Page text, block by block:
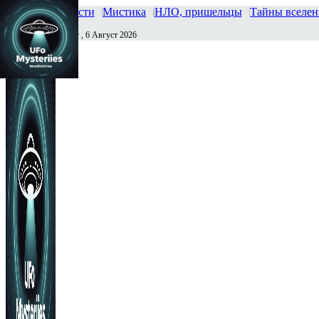
Главная Новости Мистика НЛО, пришельцы Тайны
Сегодня Четверг , 6 Август 2026